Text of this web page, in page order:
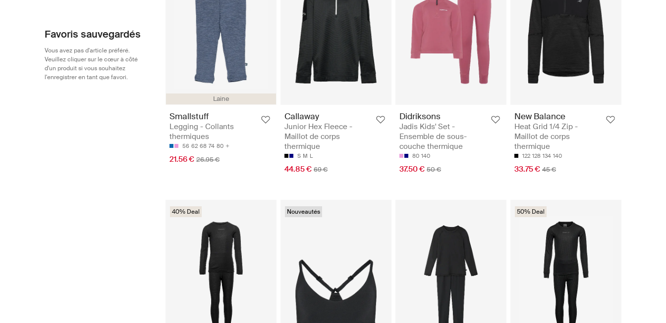
Favoris sauvegardés
Vous avez pas d'article préféré.
Veuillez cliquer sur le cœur à côté
d'un produit si vous souhaitez
l'enregistrer en tant que favori.
Laine
Smallstuff
Legging - Collants
thermiques
56 62 68 74 80
21.56 € 26.95 €
Callaway
Junior Hex Fleece -
Maillot de corps
thermique
S M L
44.85 € 69 €
Didriksons
Jadis Kids' Set -
Ensemble de sous-
couche thermique
80 140
37.50 € 50 €
New Balance
Heat Grid 1/4 Zip -
Maillot de corps
thermique
122 128 134 140
33.75 € 45 €
40% Deal Nouveautés 50% Deal